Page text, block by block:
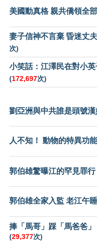
美國動真格 親共僑領全
妻子信神不言棄 昏迷丈
次)
小笑話：江澤民在對小
(172,697次)
劉亞洲與中共誰是頭號漢
人不知！ 動物的特異功
郭伯雄驚曝江的罕見罪行
郭伯雄全家入監 老江午
捧「馬哥」踩「馬爸爸
(29,377次)